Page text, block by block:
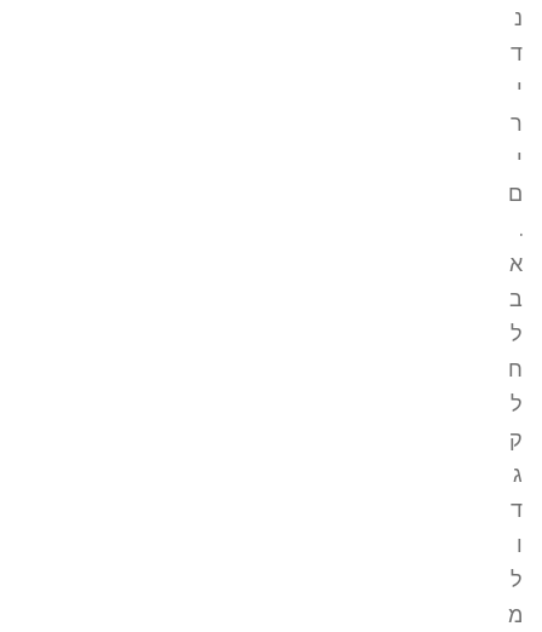
נ
ד
י
ר
י
ם
.
א
ב
ל
ח
ל
ק
ג
ד
ו
ל
מ